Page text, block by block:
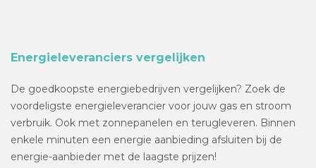
Energieleveranciers vergelijken
De goedkoopste energiebedrijven vergelijken? Zoek de
voordeligste energieleverancier voor jouw gas en stroom
verbruik. Ook met zonnepanelen en terugleveren. Binnen
enkele minuten een energie aanbieding afsluiten bij de
energie-aanbieder met de laagste prijzen!